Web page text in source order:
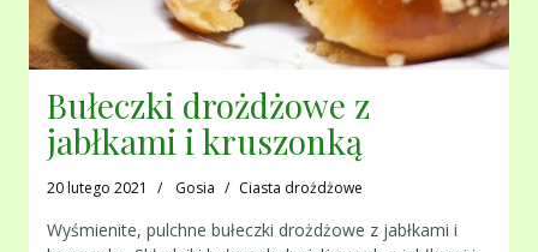
Bułeczki drożdżowe z
jabłkami i kruszonką
20 lutego 2021 Gosia Ciasta drożdżowe
Wyśmienite, pulchne bułeczki drożdżowe z jabłkami i